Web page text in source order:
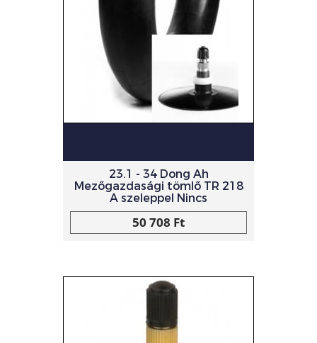
23.1 - 34 Dong Ah
Mezőgazdasági tömlő TR 218
A szeleppel Nincs
50 708 Ft